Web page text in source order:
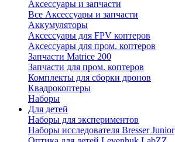
Аксессуары и запчасти
Все Аксессуары и запчасти
Аккумуляторы
Аксессуары для FPV коптеров
Аксессуары для пром. коптеров
Запчасти Matrice 200
Запчасти для пром. коптеров
Комплекты для сборки дронов
Квадрокоптеры
Наборы
Для детей
Наборы для экспериментов
Наборы исследователя Bresser Junior